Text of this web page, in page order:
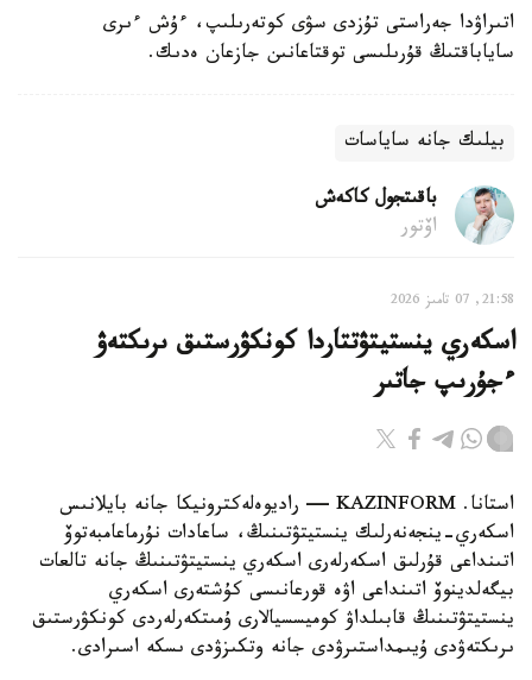
اتىراۋدا جەراستى تۇزدى سۋى كوتەرىلىپ، ءۇش ءىرى
ساياباقتىڭ قۇرىلىسى توقتاعانىن جازعان ەدىك.
بيلىك جانە ساياسات
باقىتجول كاكەش
اۆتور
21:58, 07 تامىز 2026
اسكەري ينستيتۋتتاردا كونكۋرستىق ىرىكتەۋ
ءجۇرىپ جاتىر
استانا. KAZINFORM — راديوەلەكترونيكا جانە بايلانىس
اسكەري-ينجەنەرلىك ينستيتۋتىنىڭ، ساعادات نۇرماعامبەتوۆ
اتىنداعى قۇرلىق اسكەرلەرى اسكەري ينستيتۋتىنىڭ جانە تالعات
بيگەلدينوۆ اتىنداعى اۋە قورعانىسى كۇشتەرى اسكەري
ينستيتۋتىنىڭ قابىلداۋ كوميسسيالارى ۇمىتكەرلەردى كونكۋرستىق
ىرىكتەۋدى ۇيىمداستىرۋدى جانە وتكىزۋدى ىسكە اسىرادى.